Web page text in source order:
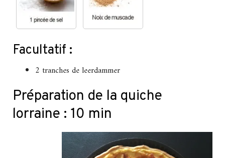
Facultatif :
2 tranches de leerdammer
Préparation de la quiche
lorraine : 10 min